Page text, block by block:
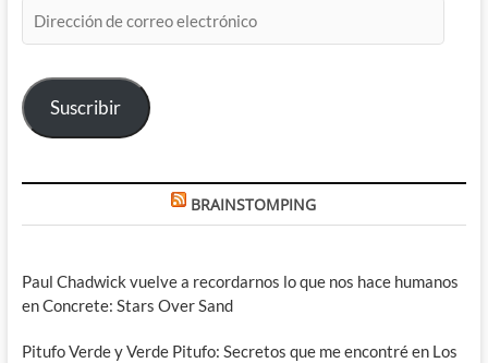
de
electrónico
Suscribir
BRAINSTOMPING
Paul Chadwick vuelve a recordarnos lo que nos hace humanos
en Concrete: Stars Over Sand
Pitufo Verde y Verde Pitufo: Secretos que me encontré en Los